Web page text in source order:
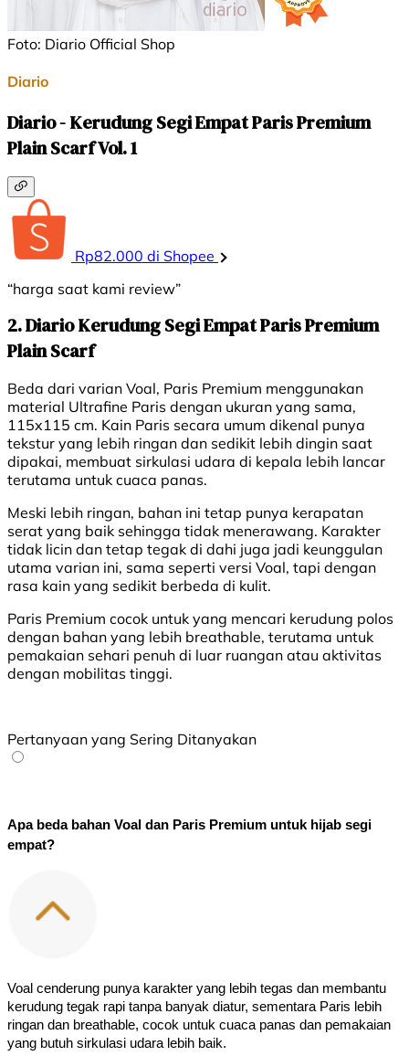
Foto: Diario Official Shop
Diario
Diario - Kerudung Segi Empat Paris Premium
Plain Scarf Vol. 1
Rp82.000 di Shopee
“harga saat kami review”
2. Diario Kerudung Segi Empat Paris Premium
Plain Scarf
Beda dari varian Voal, Paris Premium menggunakan
material Ultrafine Paris dengan ukuran yang sama,
115x115 cm. Kain Paris secara umum dikenal punya
tekstur yang lebih ringan dan sedikit lebih dingin saat
dipakai, membuat sirkulasi udara di kepala lebih lancar
terutama untuk cuaca panas.
Meski lebih ringan, bahan ini tetap punya kerapatan
serat yang baik sehingga tidak menerawang. Karakter
tidak licin dan tetap tegak di dahi juga jadi keunggulan
utama varian ini, sama seperti versi Voal, tapi dengan
rasa kain yang sedikit berbeda di kulit.
Paris Premium cocok untuk yang mencari kerudung polos
dengan bahan yang lebih breathable, terutama untuk
pemakaian sehari penuh di luar ruangan atau aktivitas
dengan mobilitas tinggi.
Pertanyaan yang Sering Ditanyakan
Apa beda bahan Voal dan Paris Premium untuk hijab segi
empat?
Voal cenderung punya karakter yang lebih tegas dan membantu
kerudung tegak rapi tanpa banyak diatur, sementara Paris lebih
ringan dan breathable, cocok untuk cuaca panas dan pemakaian
yang butuh sirkulasi udara lebih baik.